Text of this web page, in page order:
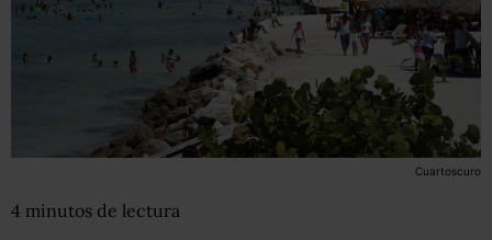
Cuartoscuro
4 minutos de lectura